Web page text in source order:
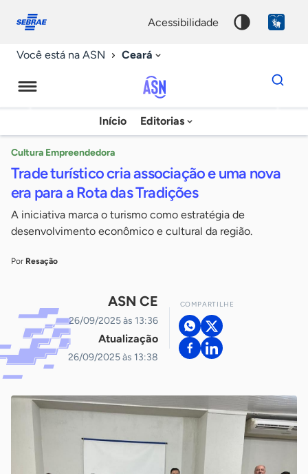
conosco
acessibilidade
Você está na ASN Ceará
Agência
Sebrae
Notícias
Início Editorias
Dados
para
chave
Cultura Empreendedora
Trade turístico cria associação e uma nova
era para a Rota das Tradições
A iniciativa marca o turismo como estratégia de
desenvolvimento econômico e cultural da região.
Por Resação
ASN CE
26/09/2025 às 13:36
Atualização
26/09/2025 às 13:38
COMPARTILHE